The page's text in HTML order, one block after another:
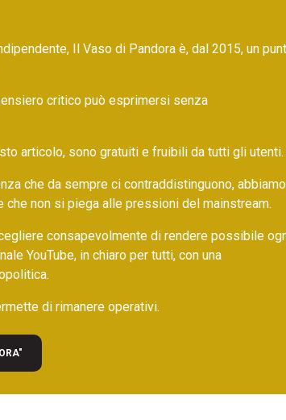
Il Vaso di Pandora è, dal 2015, un
critico può esprimersi senza
articolo, sono gratuiti e fruibili da tutti gli utenti.
che da sempre ci contraddistinguono, abbiamo
non si piega alle pressioni del mainstream.
consapevolmente di rendere possibile
YouTube, in chiaro per tutti, con una
di rimanere operativi.